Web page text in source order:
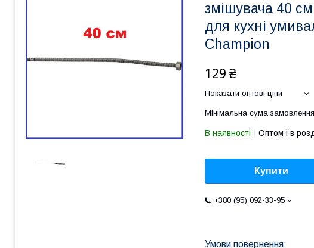
змішувача 40
для кухні
Champion
129 ₴
Показати оптові ціни
Мінімальна сума
В наявності Оптом і в
Купити
+380 (95) 092-33-95